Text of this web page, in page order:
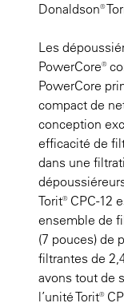
Donaldson®
Les
PowerCore®
PowerCore
compact de
conception
efficacité de
dans une
Torit® CPC-12
ensemble de
(7 pouces) de
filtrantes de
avons tout de
l’unité Torit®